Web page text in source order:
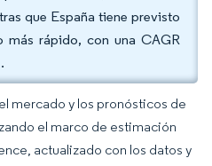
que España tiene previsto
más rápido, con una CAGR
mercado y los pronósticos de
el marco de estimación
actualizado con los datos y